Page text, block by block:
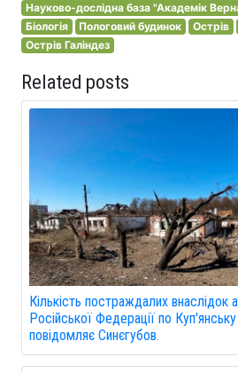
Науково-дослідна база "Академік
Біологія
Пологовий будинок Острів
Острів Галіндез
Related posts
Кількість постраждалих внаслідок
Російської Федерації по
повідомляє Синєгубов.